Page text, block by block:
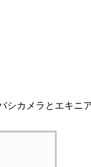
シカメラとエキニ